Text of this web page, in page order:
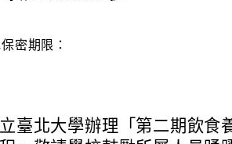
密期限：
臺北大學辦理「第二期飲食